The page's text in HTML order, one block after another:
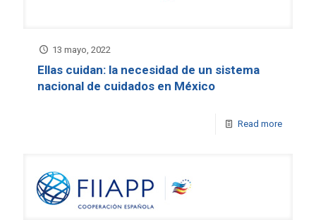
13 mayo, 2022
Ellas cuidan: la necesidad de un sistema
nacional de cuidados en México
Read more